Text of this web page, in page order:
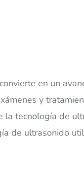
en un
y
la tecnología de
de ultrasonido